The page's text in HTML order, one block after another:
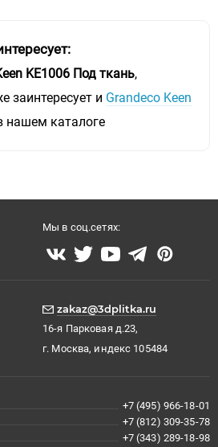
KE1006 Под ткань,
заинтересует и Grandeco Keen
нашем каталоге
Мы в соц.сетях:
zakaz@3dplitka.ru
16-я Парковая д.23,
г. Москва, индекс 105484
+7 (495) 966-18-01
+7 (812) 309-35-78
+7 (343) 289-18-98